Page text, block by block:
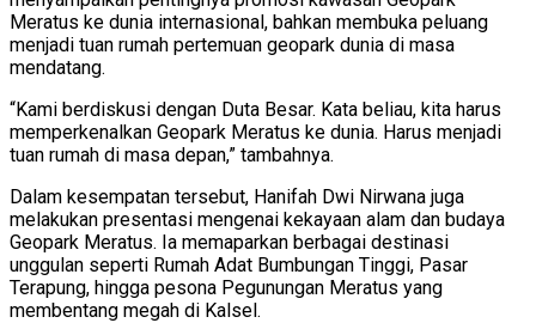
Meratus ke dunia internasional, bahkan membuka peluang
menjadi tuan rumah pertemuan geopark dunia di masa
mendatang.
“Kami berdiskusi dengan Duta Besar. Kata beliau, kita harus
memperkenalkan Geopark Meratus ke dunia. Harus menjadi
tuan rumah di masa depan,” tambahnya.
Dalam kesempatan tersebut, Hanifah Dwi Nirwana juga
melakukan presentasi mengenai kekayaan alam dan budaya
Geopark Meratus. Ia memaparkan berbagai destinasi
unggulan seperti Rumah Adat Bumbungan Tinggi, Pasar
Terapung, hingga pesona Pegunungan Meratus yang
membentang megah di Kalsel.